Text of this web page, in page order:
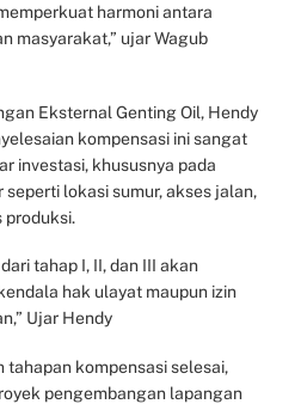
harmoni antara
masyarakat,” ujar Wagub
Eksternal Genting Oil, Hendy
kompensasi ini sangat
investasi, khususnya pada
lokasi sumur, akses jalan,
produksi.
tahap I, II, dan III akan
hak ulayat maupun izin
Ujar Hendy
tahapan kompensasi selesai,
pengembangan lapangan